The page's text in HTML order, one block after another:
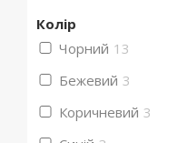
Колір
Чорний 13
Бежевий 3
Коричневий 3